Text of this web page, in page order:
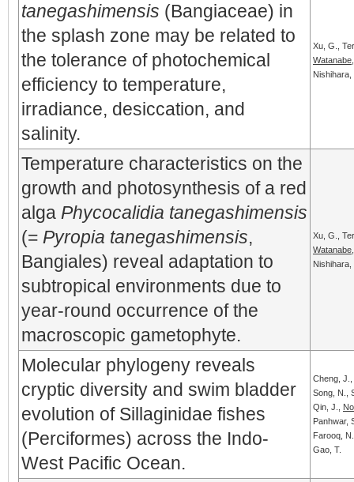
tanegashimensis (Bangiaceae) in
the splash zone may be related to
the tolerance of photochemical
efficiency to temperature,
irradiance, desiccation, and
salinity.
Xu, G.,
Nishihara,
Temperature characteristics on the
growth and photosynthesis of a red
alga Phycocalidia tanegashimensis
(= Pyropia tanegashimensis,
Bangiales) reveal adaptation to
subtropical environments due to
year-round occurrence of the
macroscopic gametophyte.
Xu, G.,
Nishihara,
Molecular phylogeny reveals
cryptic diversity and swim bladder
evolution of Sillaginidae fishes
(Perciformes) across the Indo-
West Pacific Ocean.
Cheng,
Song, N.,
Qin, J.,
Panhwar,
Farooq,
Gao, T.